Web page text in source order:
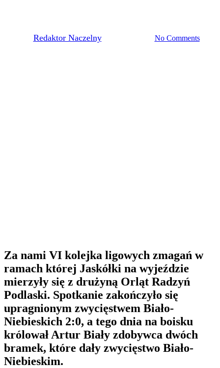
Redaktor Naczelny4 września, 2021 No Comments
Za nami VI kolejka ligowych zmagań w
ramach której Jaskółki na wyjeździe
mierzyły się z drużyną Orląt Radzyń
Podlaski. Spotkanie zakończyło się
upragnionym zwycięstwem Biało-
Niebieskich 2:0, a tego dnia na boisku
królował Artur Biały zdobywca dwóch
bramek, które dały zwycięstwo Biało-
Niebieskim.